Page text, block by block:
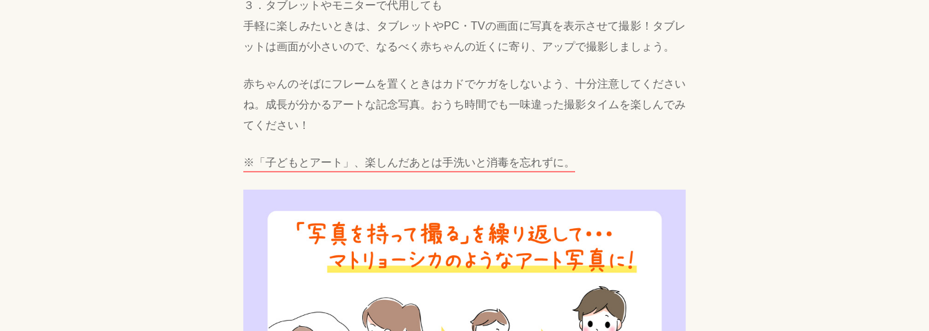
３．タブレットやモニターで代用しても
手軽に楽しみたいときは、タブレットやPC・TVの画面に写真を表示させて撮影！タブレ
ットは画面が小さいので、なるべく赤ちゃんの近くに寄り、アップで撮影しましょう。
赤ちゃんのそばにフレームを置くときはカドでケガをしないよう、十分注意してください
ね。成長が分かるアートな記念写真。おうち時間でも一味違った撮影タイムを楽しんでみ
てください！
※「子どもとアート」、楽しんだあとは手洗いと消毒を忘れずに。